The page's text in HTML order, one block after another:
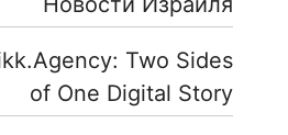
Two Sides
of One Digital Story